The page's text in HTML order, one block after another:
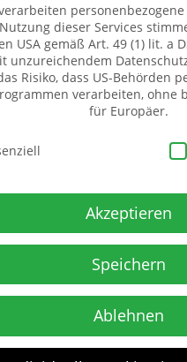
Uhr (und
Kontakt
Pate
Mitglied
dieser Services
USA gemäß Art. 49 (1) lit. a
unzureichendem
Risiko, dass US-Behörden
verarbeiten, ohne
für Europäer.
Akzeptieren
Speichern
Ablehnen